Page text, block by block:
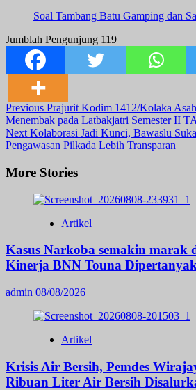
Soal Tambang Batu Gamping dan
Jumblah Pengunjung 119
Post
Navigation
Previous Prajurit Kodim 1412/Kolaka
Menembak pada Latbakjatri Semester II
Next Kolaborasi Jadi Kunci, Bawaslu
Pengawasan Pilkada Lebih Transparan
More Stories
Artikel
Kasus Narkoba semakin marak
Kinerja BNN Touna
admin 08/08/2026
Artikel
Krisis Air Bersih, Pemdes
Ribuan Liter Air Bersih